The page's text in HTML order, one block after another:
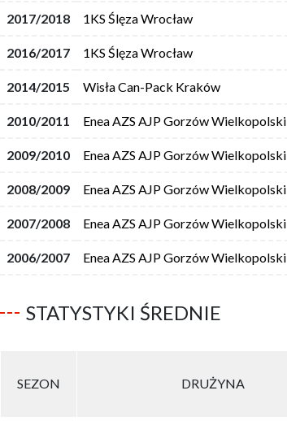
2017/2018 1KS Ślęza Wrocław
2016/2017 1KS Ślęza Wrocław
2014/2015 Wisła Can-Pack Kraków
2010/2011 Enea AZS AJP Gorzów Wielkopolski
2009/2010 Enea AZS AJP Gorzów Wielkopolski
2008/2009 Enea AZS AJP Gorzów Wielkopolski
2007/2008 Enea AZS AJP Gorzów Wielkopolski
2006/2007 Enea AZS AJP Gorzów Wielkopolski
STATYSTYKI ŚREDNIE
SEZON DRUŻYNA